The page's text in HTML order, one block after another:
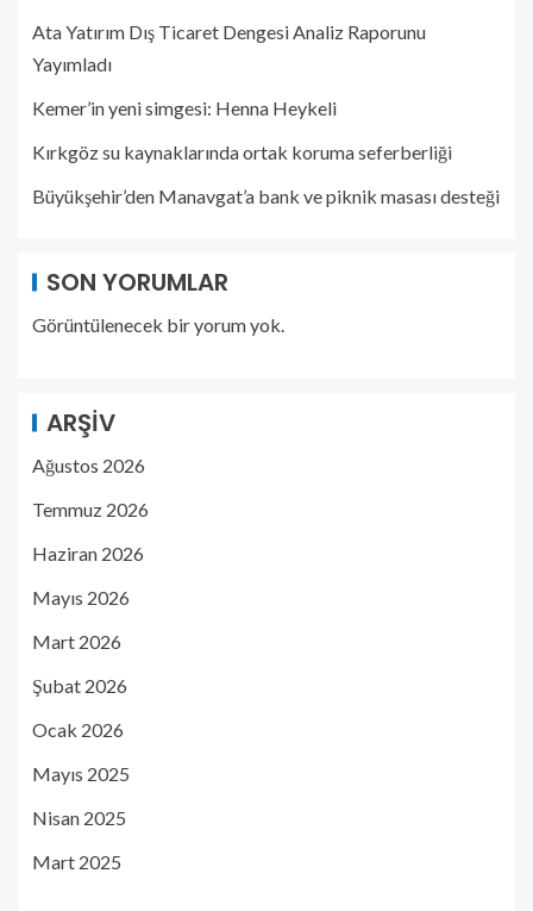
Ata Yatırım Dış Ticaret Dengesi Analiz Raporunu
Yayımladı
Kemer’in yeni simgesi: Henna Heykeli
Kırkgöz su kaynaklarında ortak koruma seferberliği
Büyükşehir’den Manavgat’a bank ve piknik masası desteği
SON YORUMLAR
Görüntülenecek bir yorum yok.
ARŞIV
Ağustos 2026
Temmuz 2026
Haziran 2026
Mayıs 2026
Mart 2026
Şubat 2026
Ocak 2026
Mayıs 2025
Nisan 2025
Mart 2025